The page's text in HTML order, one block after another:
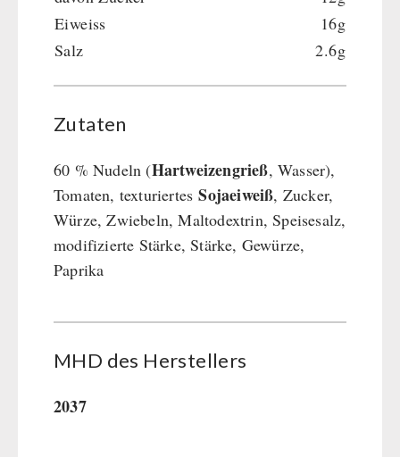
Eiweiss
16g
Salz
2.6g
Zutaten
60 % Nudeln (Hartweizengrieß, Wasser),
Tomaten, texturiertesSojaeiweiß, Zucker,
Würze, Zwiebeln, Maltodextrin, Speisesalz,
modifizierte Stärke, Stärke, Gewürze,
Paprika
MHD des Her­stel­lers
2037